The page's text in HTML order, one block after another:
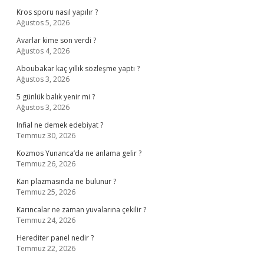
Kros sporu nasıl yapılır ?
Ağustos 5, 2026
Avarlar kime son verdi ?
Ağustos 4, 2026
Aboubakar kaç yıllık sözleşme yaptı ?
Ağustos 3, 2026
5 günlük balık yenir mi ?
Ağustos 3, 2026
Infial ne demek edebiyat ?
Temmuz 30, 2026
Kozmos Yunanca’da ne anlama gelir ?
Temmuz 26, 2026
Kan plazmasında ne bulunur ?
Temmuz 25, 2026
Karıncalar ne zaman yuvalarına çekilir ?
Temmuz 24, 2026
Herediter panel nedir ?
Temmuz 22, 2026